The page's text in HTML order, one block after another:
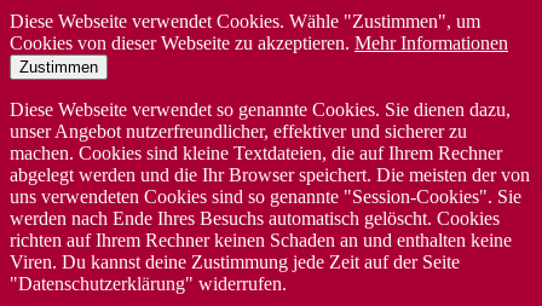
Diese Webseite verwendet Cookies. Wähle "Zustimmen", um
Cookies von dieser Webseite zu akzeptieren. Mehr Informationen
Zustimmen
Diese Webseite verwendet so genannte Cookies. Sie dienen dazu,
unser Angebot nutzerfreundlicher, effektiver und sicherer zu
machen. Cookies sind kleine Textdateien, die auf Ihrem Rechner
abgelegt werden und die Ihr Browser speichert. Die meisten der von
uns verwendeten Cookies sind so genannte "Session-Cookies". Sie
werden nach Ende Ihres Besuchs automatisch gelöscht. Cookies
richten auf Ihrem Rechner keinen Schaden an und enthalten keine
Viren. Du kannst deine Zustimmung jede Zeit auf der Seite
"Datenschutzerklärung" widerrufen.